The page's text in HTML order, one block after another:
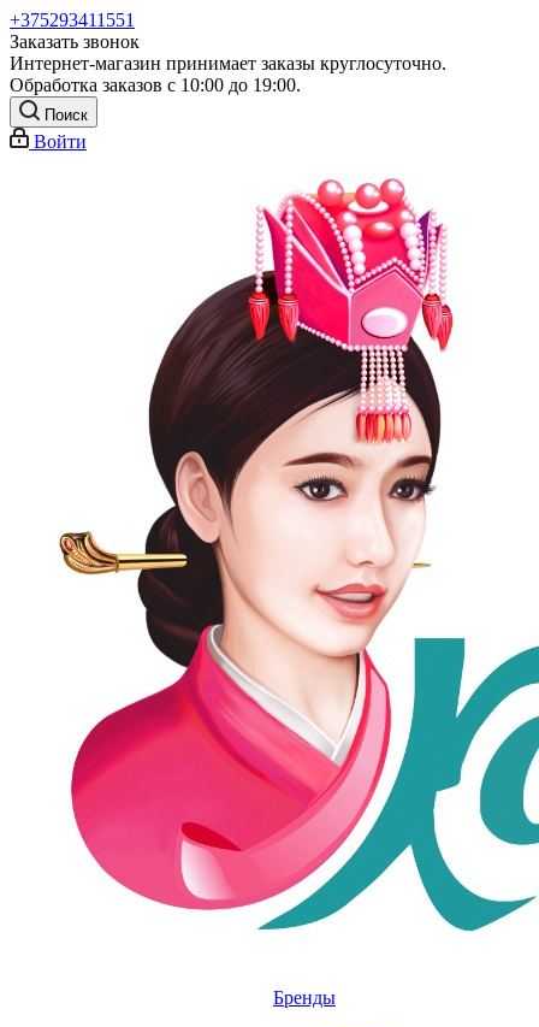
+375293411551
Заказать звонок
Интернет-магазин принимает заказы круглосуточно.
Обработка заказов с 10:00 до 19:00.
Поиск
Войти
Бренды